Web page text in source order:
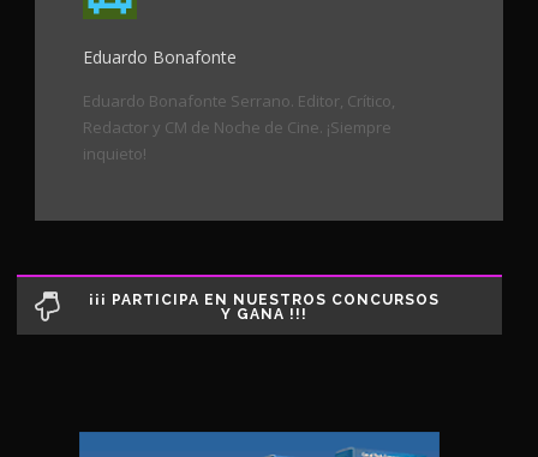
Eduardo Bonafonte
Eduardo Bonafonte Serrano. Editor, Crítico,
Redactor y CM de Noche de Cine. ¡Siempre
inquieto!
¡¡¡ PARTICIPA EN NUESTROS CONCURSOS
Y GANA !!!